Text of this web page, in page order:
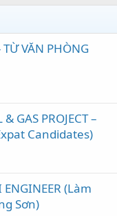
TỪ VĂN PHÒNG
GAS PROJECT –
Candidates)
(Làm
Sơn)